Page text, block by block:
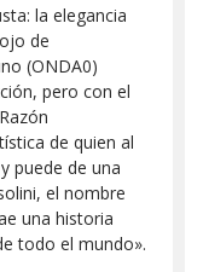
la elegancia
de
(ONDA0)
pero con el
de quien al
puede de una
el nombre
una historia
todo el mundo».